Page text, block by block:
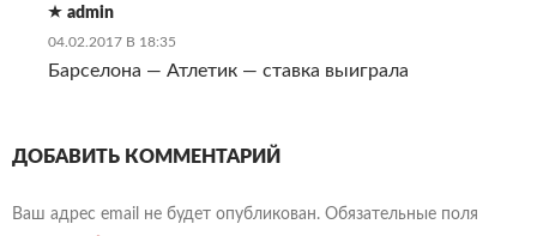
admin
04.02.2017 В 18:35
Барселона — Атлетик — ставка выиграла
ДОБАВИТЬ КОММЕНТАРИЙ
Ваш адрес email не будет опубликован. Обязательные поля